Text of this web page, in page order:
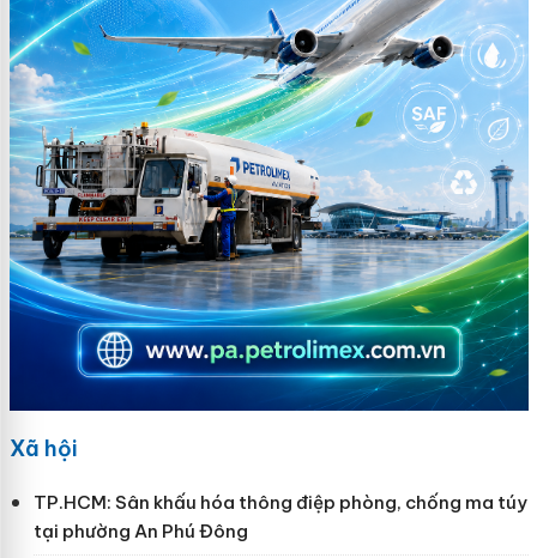
Xã hội
TP.HCM: Sân khấu hóa thông điệp phòng, chống ma túy
tại phường An Phú Đông